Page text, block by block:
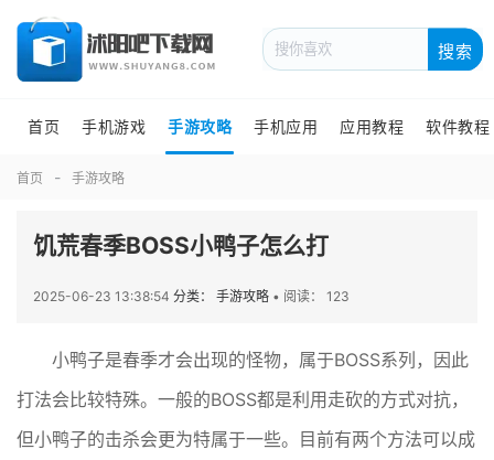
搜索
首页 手机游戏 手游攻略 手机应用 应用教程 软件教程
首页 手游攻略
饥荒春季BOSS小鸭子怎么打
2025-06-23 13:38:54 分类： 手游攻略 • 阅读： 123
小鸭子是春季才会出现的怪物，属于BOSS系列，因此
打法会比较特殊。一般的BOSS都是利用走砍的方式对抗，
但小鸭子的击杀会更为特属于一些。目前有两个方法可以成